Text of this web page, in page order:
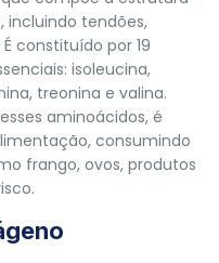
incluindo tendões,
constituído por 19
isoleucina,
treonina e valina.
aminoácidos, é
consumindo
frango, ovos, produtos